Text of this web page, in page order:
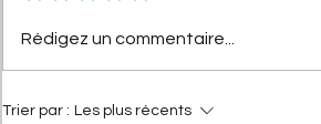
[Les séries spéciales Citroën]
Citroën Méhari Azur :
devenue mythique
Rédigez un commentaire...
Trier par : Les plus récents